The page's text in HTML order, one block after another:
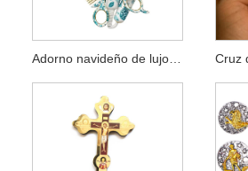
Adorno navideño de lujo peluquero